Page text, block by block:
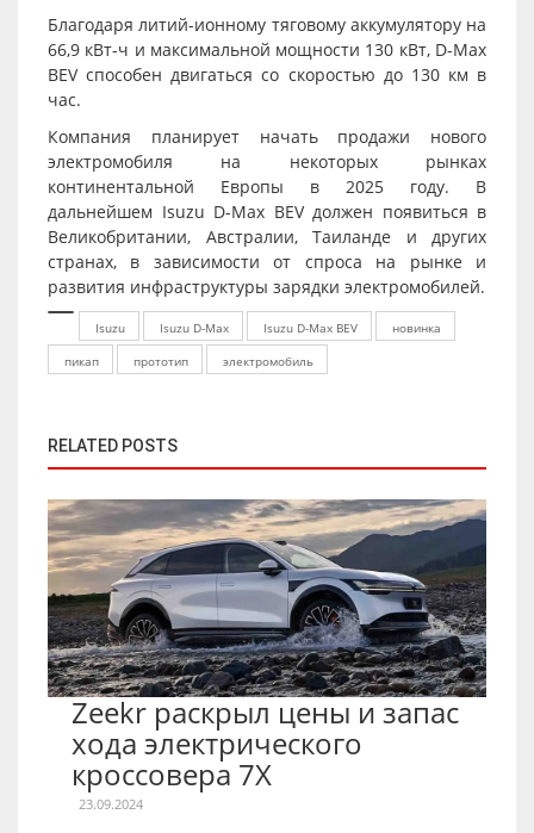
Благодаря литий-ионному тяговому аккумулятору на
66,9 кВт-ч и максимальной мощности 130 кВт, D-Max
BEV способен двигаться со скоростью до 130 км в
час.
Компания планирует начать продажи нового
электромобиля на некоторых рынках
континентальной Европы в 2025 году. В
дальнейшем Isuzu D-Max BEV должен появиться в
Великобритании, Австралии, Таиланде и других
странах, в зависимости от спроса на рынке и
развития инфраструктуры зарядки электромобилей.
Isuzu Isuzu D-Max Isuzu D-Max BEV
новинка
пикап
прототип электромобиль
RELATED POSTS
Zeekr раскрыл цены и запас
хода электрического
кроссовера 7X
23.09.2024